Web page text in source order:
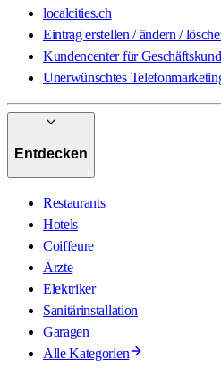
localcities.ch
Eintrag erstellen / ändern /
Kundencenter für
Unerwünschtes
Entdecken
Restaurants
Hotels
Coiffeure
Ärzte
Elektriker
Sanitärinstallation
Garagen
Alle Kategorien